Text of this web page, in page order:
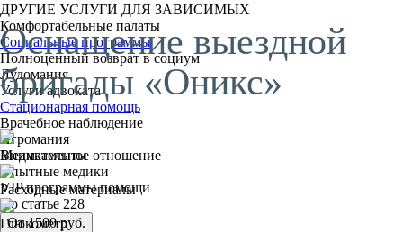
ДРУГИЕ УСЛУГИ ДЛЯ ЗАВИСИМЫХ
Комфортабельные палаты
Социальные программы
Полноценный возврат в социум
Лудомания
Услуги адвоката
Стационарная помощь
Врачебное наблюдение
Игромания
Внимательное отношение
Опытные медики
VIP программы помощи
По статье 228
От 1500 руб.
Оснащение выездной
бригады «Оникс»
Медикаменты
Расходные материалы
Глюкометр